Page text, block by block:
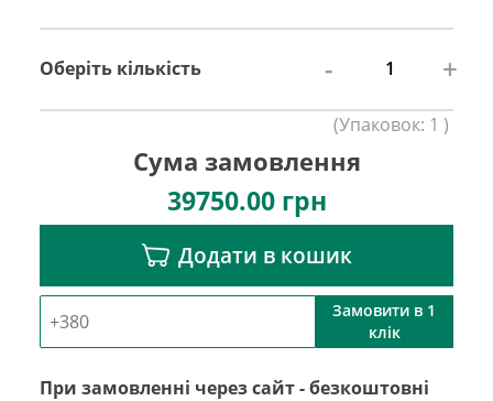
Оберіть кількість - +
(Упаковок: 1 )
Сума замовлення
39750.00грн
Додати в кошик
Замовити в 1
клік
При замовленні через сайт - безкоштовні